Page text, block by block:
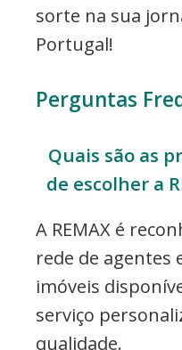
sorte na sua
Portugal!
Perguntas
Quais são as
de escolher a
A REMAX é
rede de agentes
imóveis
serviço
qualidade.